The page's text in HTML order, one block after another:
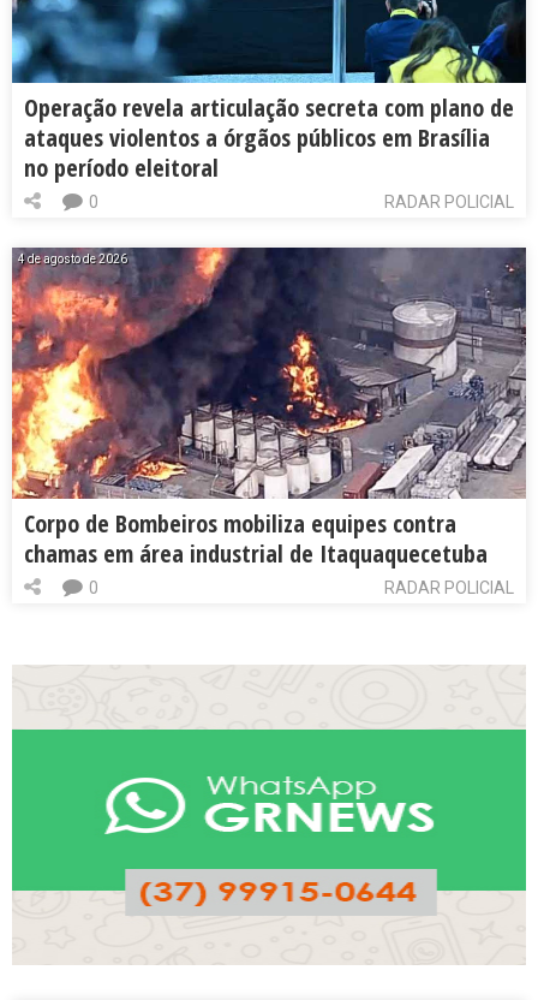
Operação revela articulação secreta com plano de
ataques violentos a órgãos públicos em Brasília
no período eleitoral
RADAR POLICIAL
0
4 de agosto de 2026
Corpo de Bombeiros mobiliza equipes contra
chamas em área industrial de Itaquaquecetuba
RADAR POLICIAL
0